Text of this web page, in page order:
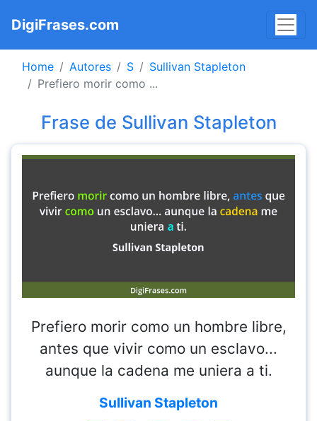
DigiFrases.com
Home Autores S
Sullivan Stapleton
Prefiero morir como ...
Frase de Sullivan Stapleton
Prefiero morir como un hombre libre,
antes que vivir como un esclavo...
aunque la cadena me uniera a ti.
Sullivan Stapleton